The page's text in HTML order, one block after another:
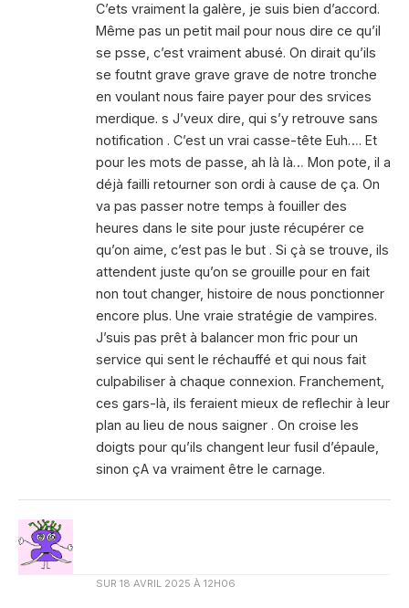
C’ets vraiment la galère, je suis bien d’accord.
Même pas un petit mail pour nous dire ce qu’il
se psse, c’est vraiment abusé. On dirait qu’ils
se foutnt grave grave grave de notre tronche
en voulant nous faire payer pour des srvices
merdique. s J’veux dire, qui s’y retrouve sans
notification . C’est un vrai casse-tête Euh…. Et
pour les mots de passe, ah là là… Mon pote, il a
déjà failli retourner son ordi à cause de ça. On
va pas passer notre temps à fouiller des
heures dans le site pour juste récupérer ce
qu’on aime, c’est pas le but . Si çà se trouve, ils
attendent juste qu’on se grouille pour en fait
non tout changer, histoire de nous ponctionner
encore plus. Une vraie stratégie de vampires.
J’suis pas prêt à balancer mon fric pour un
service qui sent le réchauffé et qui nous fait
culpabiliser à chaque connexion. Franchement,
ces gars-là, ils feraient mieux de reflechir à leur
plan au lieu de nous saigner . On croise les
doigts pour qu’ils changent leur fusil d’épaule,
sinon çA va vraiment être le carnage.
SUR 18 AVRIL 2025 À 12H06